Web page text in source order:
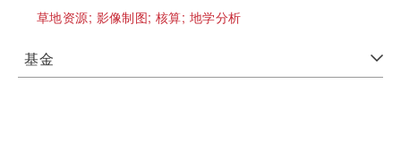
草地资源; 影像制图;核算; 地学分析
基金